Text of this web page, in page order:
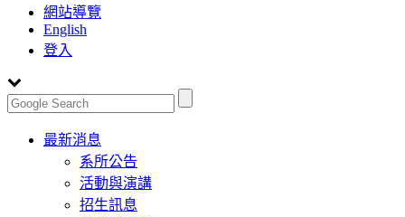
網站導覽
English
登入
Toggle
navigation
最新消息
系所公告
活動與演講
招生訊息